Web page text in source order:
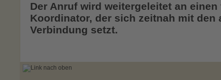
Der Anruf wird weitergeleitet an
Koordinator, der sich zeitnah mit den
Verbindung setzt.
nach oben